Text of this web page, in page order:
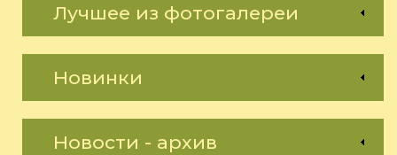
Лучшее из фотогалереи
Новинки
Новости - архив